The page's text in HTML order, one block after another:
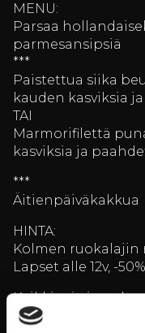
MENU:
Parsaa
parmesansipsiä
***
Paistettua siika
kauden kasviksia
TAI
Marmorifilettä
kasviksia ja
***
Äitienpäiväkakkua
HINTA:
Kolmen ruokalajin
Lapset alle 12v, -
Kaikki